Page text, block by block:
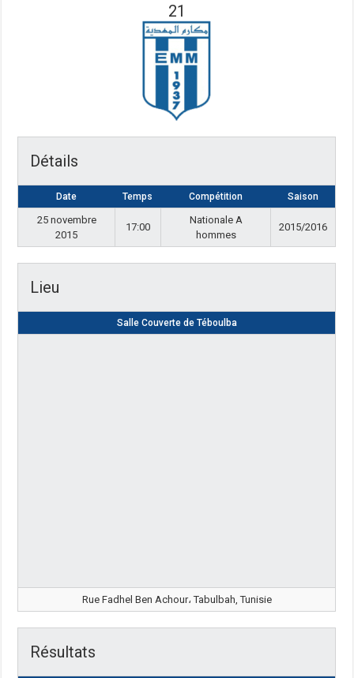
21
Détails
Date Temps Compétition Saison
25 novembre
2015
17:00
Nationale A
hommes
2015/2016
Lieu
Salle Couverte de Téboulba
Rue Fadhel Ben Achour، Tabulbah, Tunisie
Résultats